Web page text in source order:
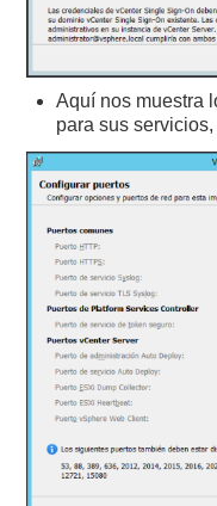
Aquí nos muestra
para sus servicios,